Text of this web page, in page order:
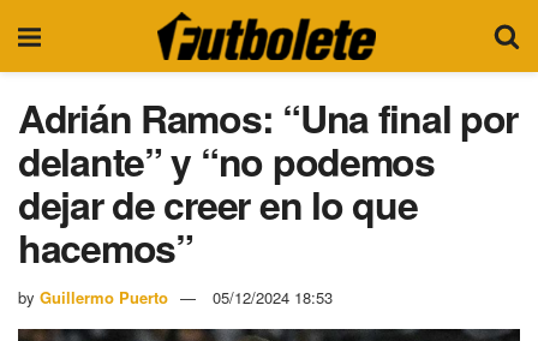
Adrián Ramos: “Una final por
delante” y “no podemos
dejar de creer en lo que
hacemos”
by Guillermo Puerto 05/12/2024 18:53